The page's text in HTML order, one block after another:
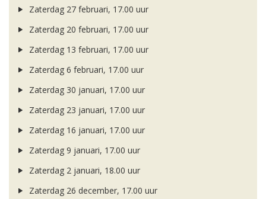
Zaterdag 27 februari, 17.00 uur
Zaterdag 20 februari, 17.00 uur
Zaterdag 13 februari, 17.00 uur
Zaterdag 6 februari, 17.00 uur
Zaterdag 30 januari, 17.00 uur
Zaterdag 23 januari, 17.00 uur
Zaterdag 16 januari, 17.00 uur
Zaterdag 9 januari, 17.00 uur
Zaterdag 2 januari, 18.00 uur
Zaterdag 26 december, 17.00 uur